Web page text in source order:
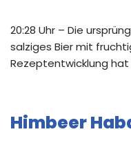
20:28 Uhr – Die
salziges Bier mit
Rezeptentwicklung hat
Himbeer